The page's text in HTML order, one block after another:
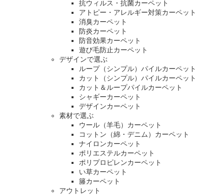
抗ウィルス・抗菌カーペット
アトピー・アレルギー対策カーペット
消臭カーペット
防炎カーペット
防音効果カーペット
遊び毛防止カーペット
デザインで選ぶ
ループ（シンプル）パイルカーペット
カット（シンプル）パイルカーペット
カット＆ループパイルカーペット
シャギーカーペット
デザインカーペット
素材で選ぶ
ウール（羊毛）カーペット
コットン（綿・デニム）カーペット
ナイロンカーペット
ポリエステルカーペット
ポリプロピレンカーペット
い草カーペット
籐カーペット
アウトレット